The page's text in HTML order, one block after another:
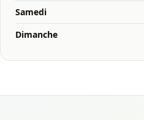
Samedi
Dimanche